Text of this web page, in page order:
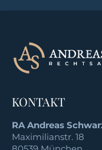
KONTAKT
RA Andreas
Maximilianstr. 18